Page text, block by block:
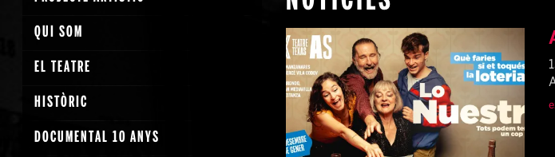
QUI SOM
EL TEATRE
HISTÒRIC
DOCUMENTAL 10 ANYS